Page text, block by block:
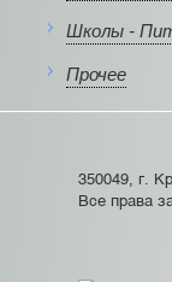
Школы -
Прочее
350049, г.
Все права